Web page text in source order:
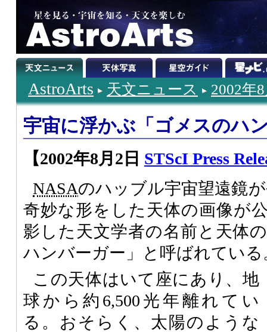
AstroArts 天文ニュース 2002年
宇宙に浮かぶ「ゴメスのハ
【2002年8月2日 STScI Press
NASAのハッブル宇宙望遠鏡
奇妙な形をした天体の画像が
影した天文学者の名前と天体
ハンバーガー」と呼ばれている
この天体はいて座にあり、地
球から約6,500光年離れてい
る。おそらく、太陽のような